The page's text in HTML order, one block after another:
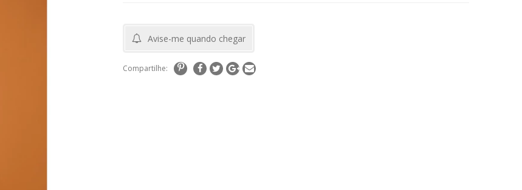
Avise-me quando chegar
Compartilhe: